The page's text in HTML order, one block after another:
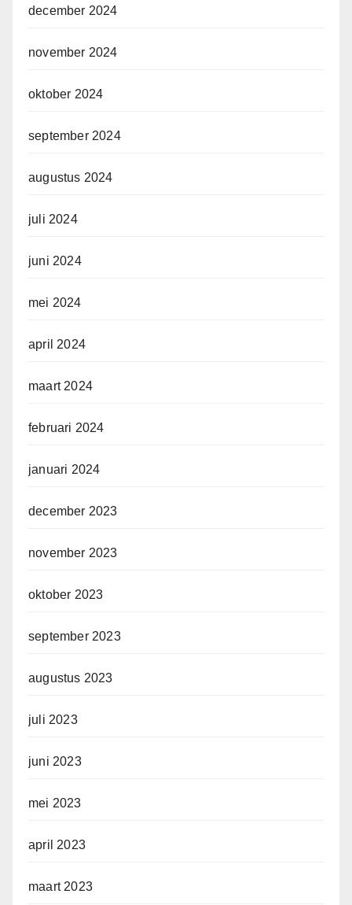
december 2024
november 2024
oktober 2024
september 2024
augustus 2024
juli 2024
juni 2024
mei 2024
april 2024
maart 2024
februari 2024
januari 2024
december 2023
november 2023
oktober 2023
september 2023
augustus 2023
juli 2023
juni 2023
mei 2023
april 2023
maart 2023